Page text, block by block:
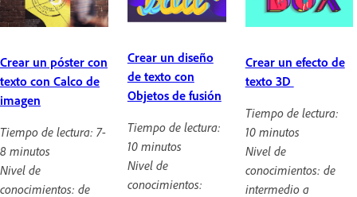
Crear un póster con
texto con Calco de
imagen
Tiempo de lectura: 7-
8 minutos
Nivel de
conocimientos: de
Crear un diseño
de texto con
Objetos de fusión
Tiempo de lectura:
10 minutos
Nivel de
conocimientos:
Crear un efecto de
texto 3D
Tiempo de lectura:
10 minutos
Nivel de
conocimientos: de
intermedio a